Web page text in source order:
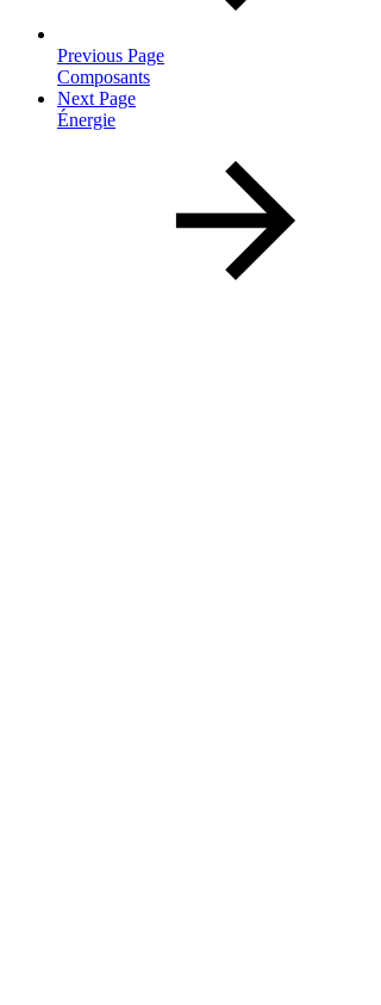
Previous Page
Composants
Next Page
Énergie